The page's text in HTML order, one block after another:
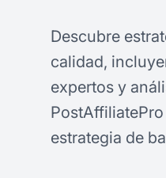
Descubre
calidad,
expertos y
estrategia de